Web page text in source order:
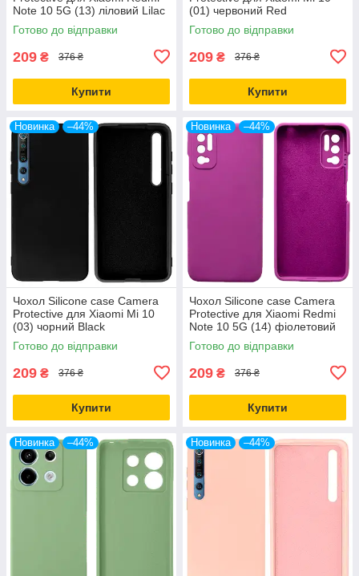
Note 10 5G (13) ліловий Lilac
Готово до відправки
209 ₴ 376 ₴
Купити
(01) червоний Red
Готово до відправки
209 ₴ 376 ₴
Купити
Новинка –44%
Чохол Silicone case Camera
Protective для Xiaomi Mi 10
(03) чорний Black
Готово до відправки
209 ₴ 376 ₴
Купити
Новинка –44%
Чохол Silicone case Camera
Protective для Xiaomi Redmi
Note 10 5G (14) фіолетовий
Purple
Готово до відправки
209 ₴ 376 ₴
Купити
Новинка –44% Новинка –44%